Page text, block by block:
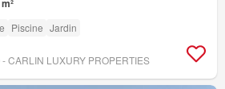
Piscine Jardin
CARLIN LUXURY PROPERTIES